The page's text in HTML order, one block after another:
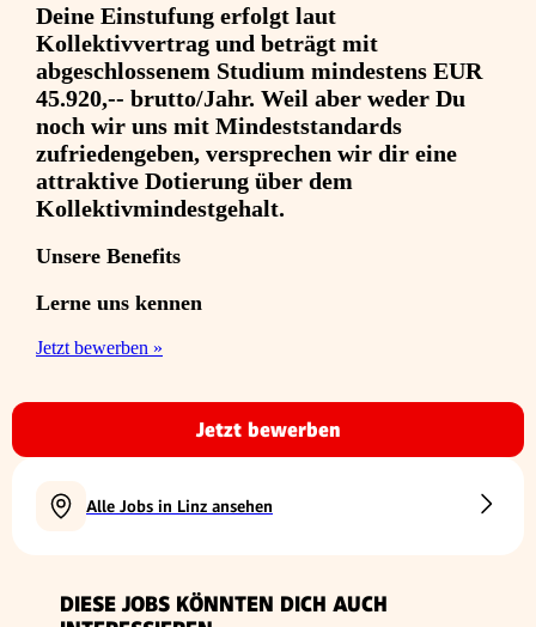
Deine Einstufung erfolgt laut
Kollektivvertrag und beträgt mit
abgeschlossenem Studium mindestens EUR
45.920,-- brutto/Jahr. Weil aber weder Du
noch wir uns mit Mindeststandards
zufriedengeben, versprechen wir dir eine
attraktive Dotierung über dem
Kollektivmindestgehalt.
Unsere Benefits
Lerne uns kennen
Jetzt bewerben »
Jetzt bewerben
Alle Jobs in Linz ansehen
DIESE JOBS KÖNNTEN DICH AUCH